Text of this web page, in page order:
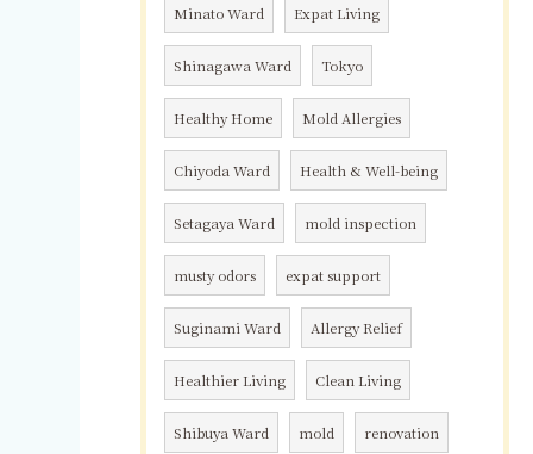
Minato Ward Expat Living
Shinagawa Ward Tokyo
Healthy Home Mold Allergies
Chiyoda Ward Health & Well-being
Setagaya Ward mold inspection
musty odors expat support
Suginami Ward Allergy Relief
Healthier Living Clean Living
Shibuya Ward mold renovation